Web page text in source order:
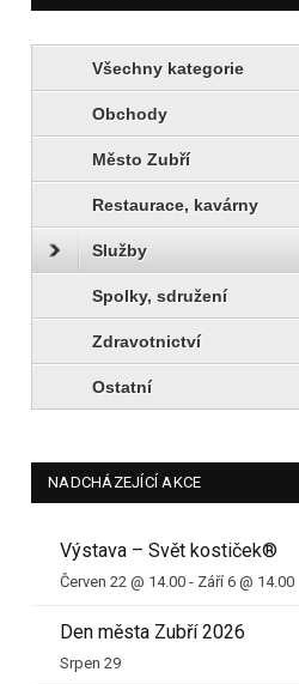
Všechny kategorie
Obchody
Město Zubří
Restaurace, kavárny
Služby
Spolky, sdružení
Zdravotnictví
Ostatní
NADCHÁZEJÍCÍ AKCE
Výstava – Svět kostiček®
Červen 22 @ 14.00 - Září 6 @ 14.00
Den města Zubří 2026
Srpen 29